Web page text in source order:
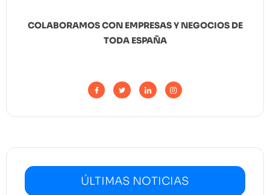
COLABORAMOS CON EMPRESAS Y NEGOCIOS DE
TODA ESPAÑA
ÚLTIMAS NOTICIAS